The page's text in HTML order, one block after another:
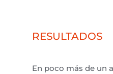
RESULTADOS
En poco más de un